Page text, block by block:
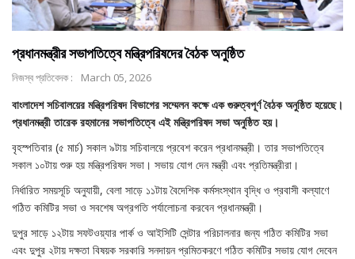
প্রধানমন্ত্রীর সভাপতিত্বে মন্ত্রিপরিষদের বৈঠক অনুষ্ঠিত
নিজস্ব প্রতিবেদক : March 05, 2026
বাংলাদেশ সচিবালয়ের মন্ত্রিপরিষদ বিভাগের সম্মেলন কক্ষে এক গুরুত্বপূর্ণ বৈঠক অনুষ্ঠিত হয়েছে।
প্রধানমন্ত্রী তারেক রহমানের সভাপতিত্বে এই মন্ত্রিপরিষদ সভা অনুষ্ঠিত হয়।
বৃহস্পতিবার (৫ মার্চ) সকাল ৯টায় সচিবালয়ে প্রবেশ করেন প্রধানমন্ত্রী। তার সভাপতিত্বে
সকাল ১০টায় শুরু হয় মন্ত্রিপরিষদ সভা। সভায় যোগ দেন মন্ত্রী এবং প্রতিমন্ত্রীরা।
নির্ধারিত সময়সূচি অনুযায়ী, বেলা সাড়ে ১১টায় বৈদেশিক কর্মসংস্থান বৃদ্ধি ও প্রবাসী কল্যাণে
গঠিত কমিটির সভা ও সবশেষ অগ্রগতি পর্যালোচনা করবেন প্রধানমন্ত্রী।
দুপুর সাড়ে ১২টায় সফটওয়্যার পার্ক ও আইসিটি সেন্টার পরিচালনার জন্য গঠিত কমিটির সভা
এবং দুপুর ২টায় দক্ষতা বিষয়ক সরকারি সনদায়ন প্রমিতকরণে গঠিত কমিটির সভায় যোগ দেবেন